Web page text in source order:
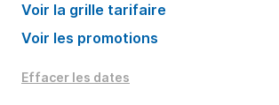
Voir la grille tarifaire
Voir les promotions
Effacer les dates